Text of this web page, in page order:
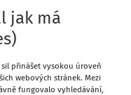
jak má
sil přinášet vysokou úroveň
webových stránek. Mezi
fungovalo vyhledávání,